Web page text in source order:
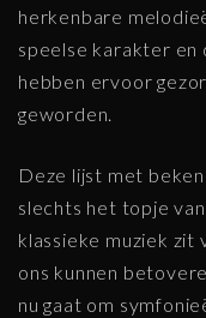
herkenbare
speelse karakter en
hebben ervoor
geworden.
Deze lijst met
slechts het topje
klassieke muziek zit
ons kunnen
nu gaat om